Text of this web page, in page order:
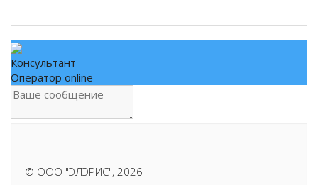
Консультант
Оператор online
© ООО "ЭЛЭРИС", 2026